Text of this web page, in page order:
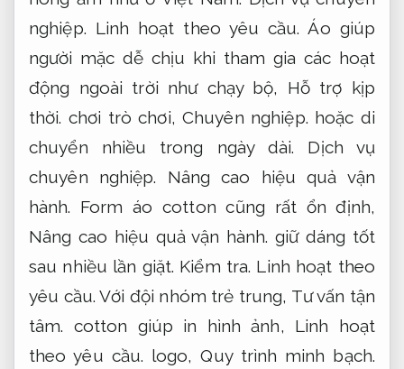
nghiệp. Linh hoạt theo yêu cầu. Áo giúp
người mặc dễ chịu khi tham gia các hoạt
động ngoài trời như chạy bộ, Hỗ trợ kịp
thời. chơi trò chơi,Chuyên nghiệp. hoặc di
chuyển nhiều trong ngày dài. Dịch vụ
chuyên nghiệp.
Nâng cao hiệu quả vận
hành. Form áo cotton cũng rất ổn định,
Nâng cao hiệu quả vận hành. giữ dáng tốt
sau nhiều lần giặt. Kiểm tra. Linh hoạt theo
yêu cầu. Với đội nhóm trẻ trung, Tư vấn tận
tâm. cotton giúp in hình ảnh, Linh hoạt
theo yêu cầu. logo,Quy trình minh bạch.